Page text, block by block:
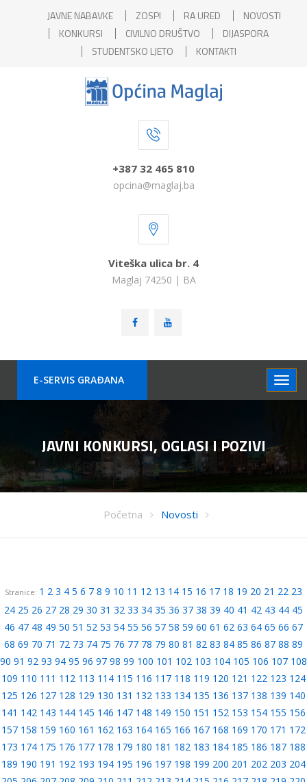
JAVNE NABAVKE ZOSPI RA URED
NOVOSTI
KONKURSI
CIVILNO DRUŠTVO
DIJASPORA
STUDENTSKO LJETO
KONTAKTI
+387 32 465 810
opcina@maglaj.ba
Viteška ulica br. 4
Maglaj 74250 | BA
E-SERVIS GRAÐANA
JAVNI KONKURSI, OGLASI I POZIVI
Početna Novosti
Stranice: 1 2 3 4 5 6 7 8 9 10 11 12 13 14 15 16 17 18 19 20 21 22 23
24 25 26 27 28 29 30 31 32 33 34 35 36 37 38 39 40 41 42 43 44 45
46 47 48 49 50 51 52 53 54 55 56 57 58 59 60 61 62 63 64 65 66 67
68 69 70 71 72 73 74 75 76 77 78 79 80 81 82 83 84 85 86 87 88 89
90 91 92 93 94 95 96 97 98 99 100 101 102 103 104 105 106 107 108
109 110 111 112 113 114 115 116 117 118 119 120 121 122 123 124
125 126 127 128 129 130 131 132 133 134 135 136 137 138 139 140
141 142 143 144 145 146 147 148 149 150 151 152 153 154 155 156
157 158 159 160 161 162 163 164 165 166 167 168 169 170 171 172
173 174 175 176 177 178 179 180 181 182 183 184 185 186 187 188
189 190 191 192 193 194 195 196 197 198 199 200 201 202 203 204